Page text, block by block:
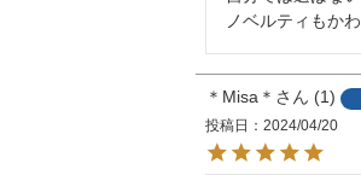
ノベルティもかわ
＊Misa＊ 1
投稿日
2024/04/20